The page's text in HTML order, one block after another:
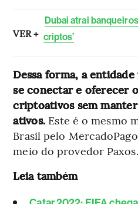
VER +
Dubai atrai
criptos’
Dessa forma, a
se conectar e oferecer
criptoativos sem
ativos. Este é o mesmo
Brasil pelo
meio do provedor Paxos.
Leia também